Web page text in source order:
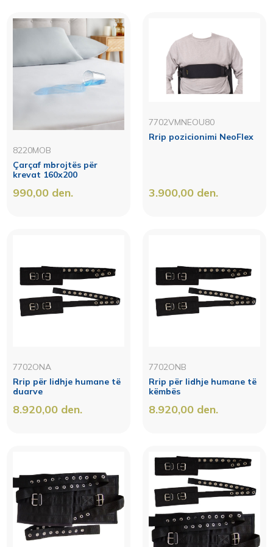
8220MOB
Çarçaf mbrojtës për
krevat 160x200
990,00 den.
7702VMNEOU80
Rrip pozicionimi NeoFlex
3.900,00 den.
7702ONA
Rrip për lidhje humane të
duarve
8.920,00 den.
7702ONB
Rrip për lidhje humane të
këmbës
8.920,00 den.